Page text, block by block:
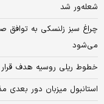
شعله‌ور شد
چراغ سبز زلنسکی به توافق
می‌شود
خطوط ریلی روسیه هدف
استانبول میزبان دور بعدی